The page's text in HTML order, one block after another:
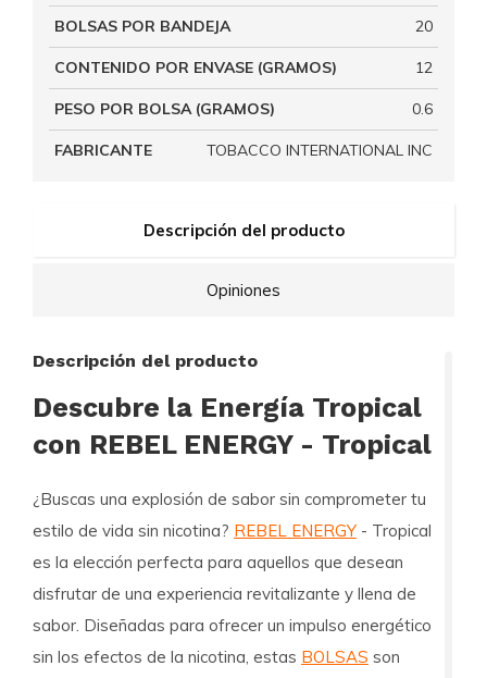
Descripción del producto
Opiniones
Descripción del producto
Descubre la Energía Tropical
con REBEL ENERGY - Tropical
¿Buscas una explosión de sabor sin comprometer tu
estilo de vida sin nicotina? REBEL ENERGY - Tropical
es la elección perfecta para aquellos que desean
disfrutar de una experiencia revitalizante y llena de
sabor. Diseñadas para ofrecer un impulso energético
sin los efectos de la nicotina, estas BOLSAS son
BOLSAS POR BANDEJA 20
CONTENIDO POR ENVASE (GRAMOS) 12
PESO POR BOLSA (GRAMOS) 0.6
FABRICANTE TOBACCO INTERNATIONAL INC